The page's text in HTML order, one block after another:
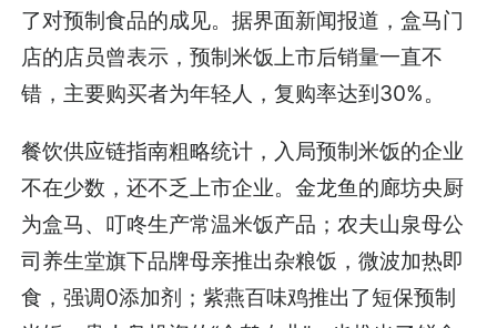
了对预制食品的成见。据界面新闻报道，盒马门
店的店员曾表示，预制米饭上市后销量一直不
错，主要购买者为年轻人，复购率达到30%。
餐饮供应链指南粗略统计，入局预制米饭的企业
不在少数，还不乏上市企业。金龙鱼的廊坊央厨
为盒马、叮咚生产常温米饭产品；农夫山泉母公
司养生堂旗下品牌母亲推出杂粮饭，微波加热即
食，强调0添加剂；紫燕百味鸡推出了短保预制